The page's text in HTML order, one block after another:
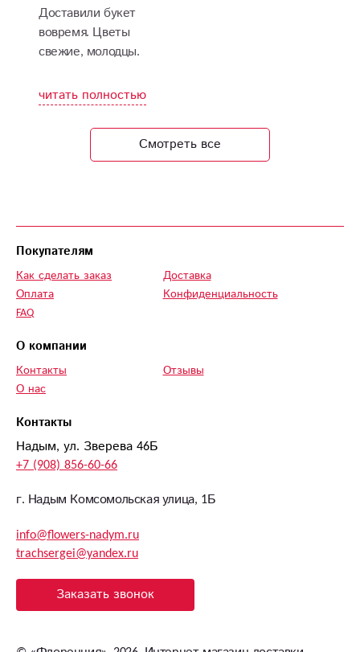
Доставили букет
вовремя. Цветы
свежие, молодцы.
читать полностью
Смотреть все
Контакты
Надым, ул. Зверева 46Б
+7 (908) 856-60-66
г. Надым Комсомольская улица, 1Б
info@flowers-nadym.ru
trachsergei@yandex.ru
Заказать звонок
Покупателям
Как сделать заказ
Оплата
FAQ
Доставка
Конфиденциальность
О компании
Контакты
О нас
Отзывы